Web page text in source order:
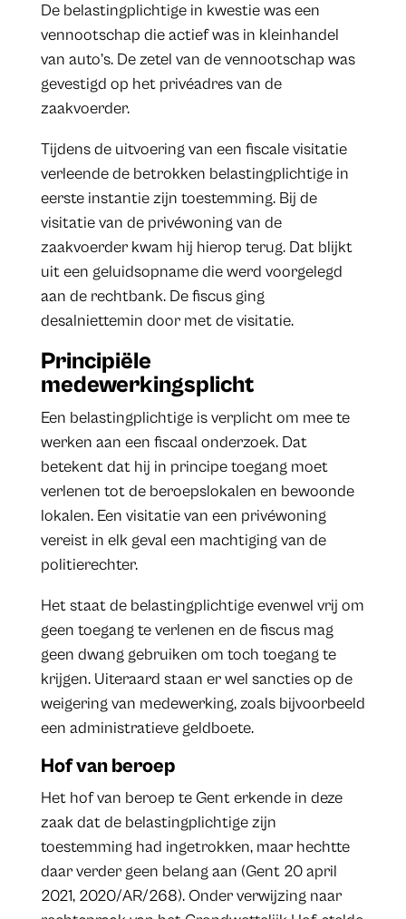
De belastingplichtige in kwestie was een
vennootschap die actief was in kleinhandel
van auto’s. De zetel van de vennootschap was
gevestigd op het privéadres van de
zaakvoerder.
Tijdens de uitvoering van een fiscale visitatie
verleende de betrokken belastingplichtige in
eerste instantie zijn toestemming. Bij de
visitatie van de privéwoning van de
zaakvoerder kwam hij hierop terug. Dat blijkt
uit een geluidsopname die werd voorgelegd
aan de rechtbank. De fiscus ging
desalniettemin door met de visitatie.
Principiële
medewerkingsplicht
Een belastingplichtige is verplicht om mee te
werken aan een fiscaal onderzoek. Dat
betekent dat hij in principe toegang moet
verlenen tot de beroepslokalen en bewoonde
lokalen. Een visitatie van een privéwoning
vereist in elk geval een machtiging van de
politierechter.
Het staat de belastingplichtige evenwel vrij om
geen toegang te verlenen en de fiscus mag
geen dwang gebruiken om toch toegang te
krijgen. Uiteraard staan er wel sancties op de
weigering van medewerking, zoals bijvoorbeeld
een administratieve geldboete.
Hof van beroep
Het hof van beroep te Gent erkende in deze
zaak dat de belastingplichtige zijn
toestemming had ingetrokken, maar hechtte
daar verder geen belang aan (Gent 20 april
2021, 2020/AR/268). Onder verwijzing naar